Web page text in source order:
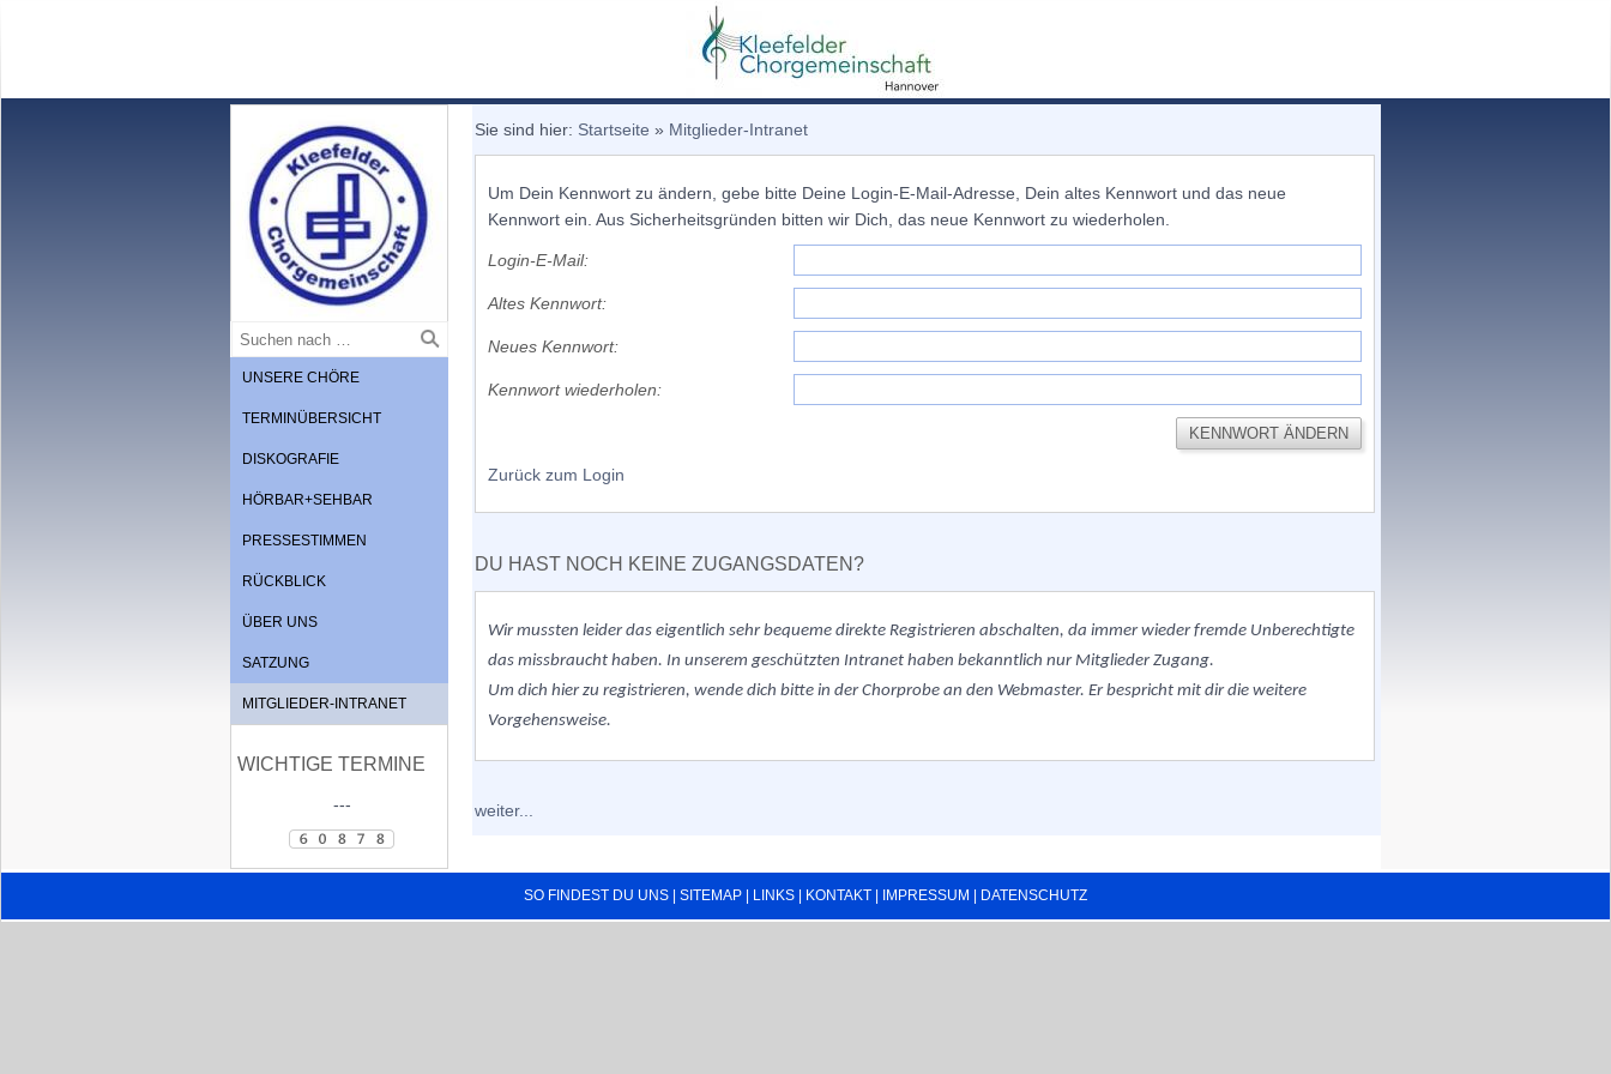
UNSERE CHÖRE
TERMINÜBERSICHT
DISKOGRAFIE
HÖRBAR+SEHBAR
PRESSESTIMMEN
RÜCKBLICK
ÜBER UNS
SATZUNG
MITGLIEDER-INTRANET
WICHTIGE TERMINE
---
Sie sind hier: Startseite » Mitglieder-Intranet
Um Dein Kennwort zu ändern, gebe bitte Deine Login-E-Mail-Adresse, Dein altes Kennwort und das neue
Kennwort ein. Aus Sicherheitsgründen bitten wir Dich, das neue Kennwort zu wiederholen.
Login-E-Mail:
Altes Kennwort:
Neues Kennwort:
Kennwort wiederholen:
Zurück zum Login
DU HAST NOCH KEINE ZUGANGSDATEN?
Wir mussten leiderdas eigentlich sehr bequeme direkte Registrieren abschalten, da immer wieder fremde Unberechtigte
das missbraucht haben. In unserem geschützten Intranet haben bekanntlich nur Mitglieder Zugang.
Um dich hier zu registrieren, wende dich bitte in der Chorprobe an den Webmaster. Er bespricht mit dir die weitere
Vorgehensweise.
weiter...
SO FINDEST DU UNS SITEMAP LINKS KONTAKT IMPRESSUM DATENSCHUTZ